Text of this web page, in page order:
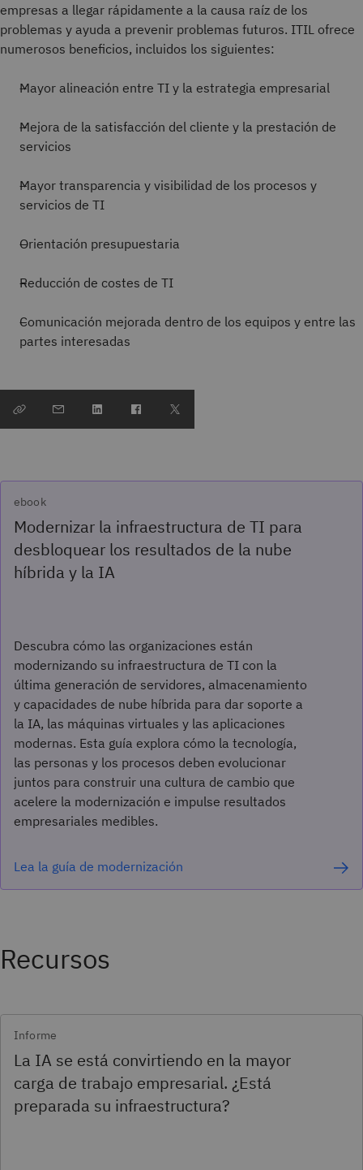
empresas a llegar rápidamente a la causa raíz de los
problemas y ayuda a prevenir problemas futuros. ITIL ofrece
numerosos beneficios, incluidos los siguientes:
Mayor alineación entre TI y la estrategia empresarial
Mejora de la satisfacción del cliente y la prestación de
servicios
Mayor transparencia y visibilidad de los procesos y
servicios de TI
Orientación presupuestaria
Reducción de costes de TI
Comunicación mejorada dentro de los equipos y entre las
partes interesadas
ebook
Modernizar la infraestructura de TI para
desbloquear los resultados de la nube
híbrida y la IA
Descubra cómo las organizaciones están
modernizando su infraestructura de TI con la
última generación de servidores, almacenamiento
y capacidades de nube híbrida para dar soporte a
la IA, las máquinas virtuales y las aplicaciones
modernas. Esta guía explora cómo la tecnología,
las personas y los procesos deben evolucionar
juntos para construir una cultura de cambio que
acelere la modernización e impulse resultados
empresariales medibles.
Lea la guía de modernización
Recursos
Informe
La IA se está convirtiendo en la mayor
carga de trabajo empresarial. ¿Está
preparada su infraestructura?